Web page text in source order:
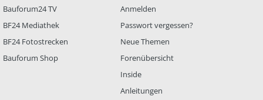
Bauforum24 TV
BF24 Mediathek
BF24 Fotostrecken
Bauforum Shop
Anmelden
Passwort vergessen?
Neue Themen
Forenübersicht
Inside
Anleitungen